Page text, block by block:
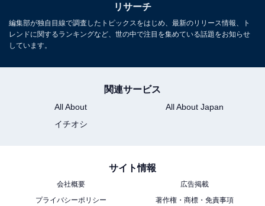
リサーチ
編集部が独自目線で調査したトピックスをはじめ、最新のリリース情報、ト
レンドに関するランキングなど、世の中で注目を集めている話題をお知らせ
しています。
関連サービス
All About
All About Japan
イチオシ
サイト情報
会社概要
広告掲載
プライバシーポリシー
著作権・商標・免責事項